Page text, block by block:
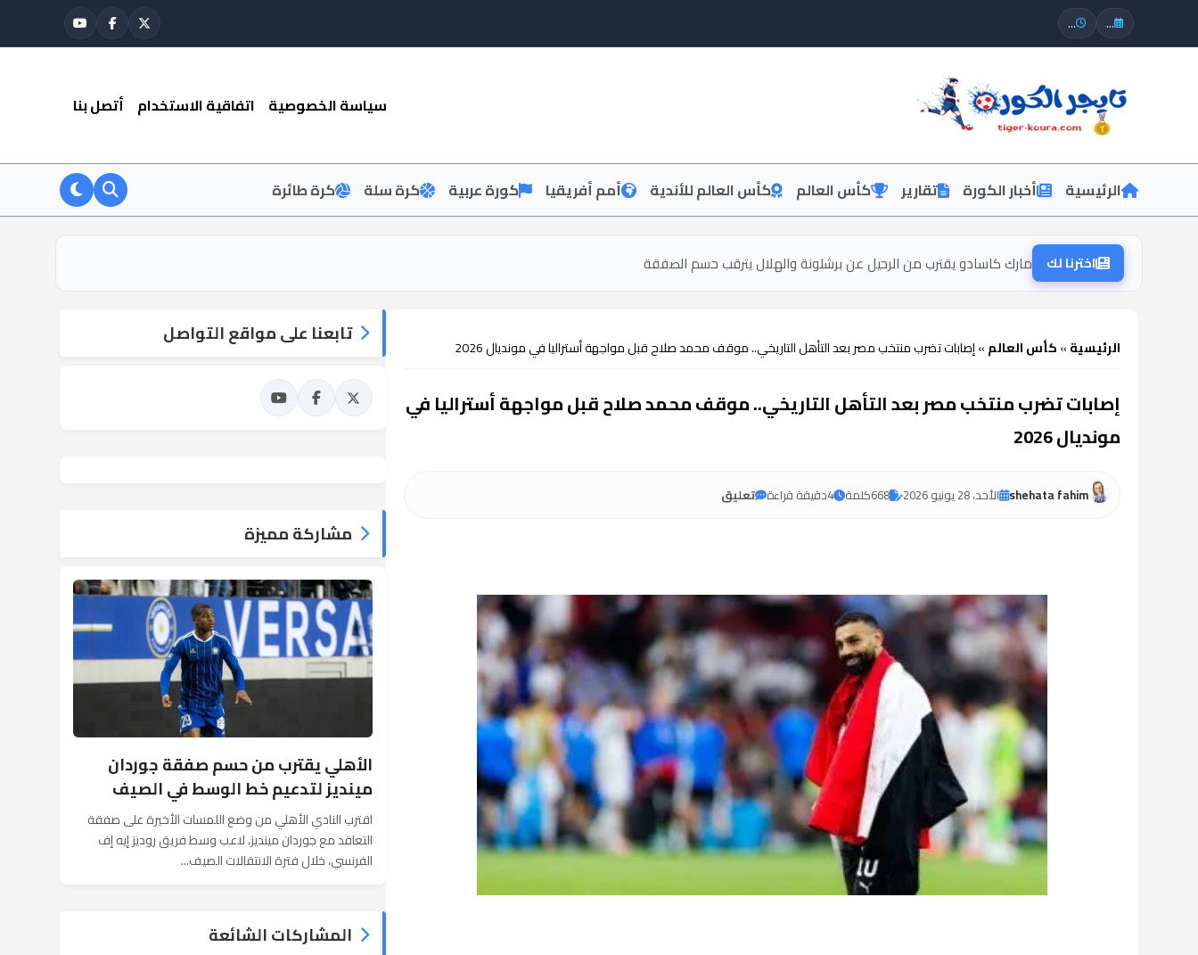
...
...
سياسة الخصوصية اتفاقية الاستخدام أتصل بنا
الرئيسية أخبار الكورة تقارير كأس العالم كأس العالم للأندية أمم أفريقيا كورة عربية كرة سلة كرة طائرة
اخترنا لك مارك كاسادو يقترب من الرحيل عن برشلونة والهلال يترقب حسم الصفقة
الرئيسية»كأس العالم»إصابات تضرب منتخب مصر بعد التأهل التاريخي.. موقف محمد صلاح قبل مواجهة أستراليا في مونديال 2026
إصابات تضرب منتخب مصر بعد التأهل التاريخي.. موقف محمد صلاح قبل مواجهة أستراليا في
مونديال 2026
shehata fahim الأحد، 28 يونيو 2026 668كلمة 4دقيقة قراءة تعليق
تابعنا على مواقع التواصل
مشاركة مميزة
الأهلي يقترب من حسم صفقة جوردان
مينديز لتدعيم خط الوسط في الصيف
اقترب النادي الأهلي من وضع اللمسات الأخيرة على صفقة
التعاقد مع جوردان مينديز، لاعب وسط فريق روديز إيه إف
الفرنسي، خلال فترة الانتقالات الصيف...
المشاركات الشائعة